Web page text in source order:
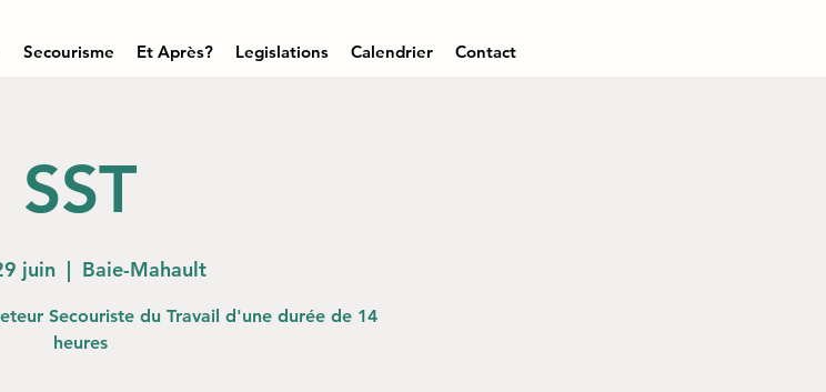
Secourisme Et Après? Legislations Calendrier Contact
SST
juin
  |
Baie-Mahault
Secouriste du Travail d'une durée de 14
heures